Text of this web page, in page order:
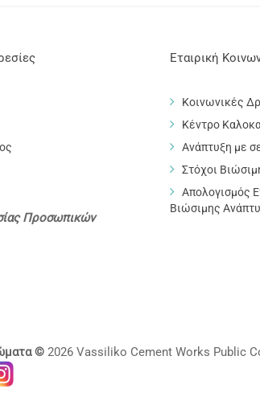
Προσωπικών
Εταιρική
Κοινωνικές
Κέντρο
Ανάπτυξη με
Στόχοι
Απολογισμός
Βιώσιμης
© 2026 Vassiliko Cement Works Public